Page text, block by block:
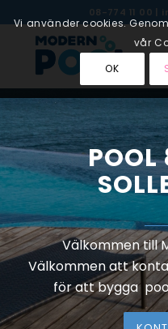
08-774 11 00 |
Välkommen till
Välkommen att
för att bygga
Vi använder cookies.
vår
OK